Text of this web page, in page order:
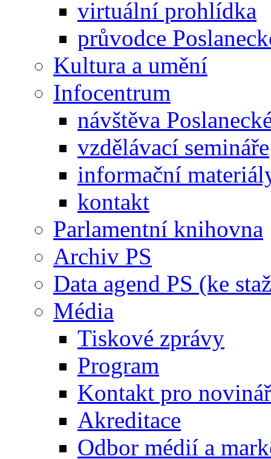
virtuální prohlídka
průvodce
Kultura a umění
Infocentrum
návštěva
vzdělávací semináře
informační
kontakt
Parlamentní knihovna
Archiv PS
Data agend PS (ke
Média
Tiskové zprávy
Program
Kontakt pro
Akreditace
Odbor médií a